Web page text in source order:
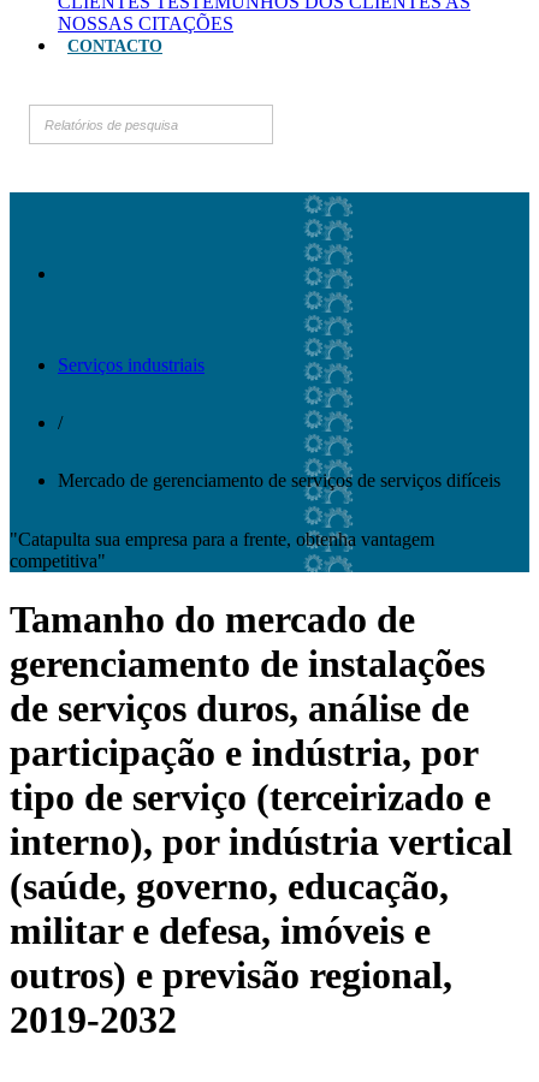
NOSSAS CITAÇÕES
CONTACTO
Serviços industriais
/
Mercado de gerenciamento de serviços de serviços difíceis
"Catapulta sua empresa para a frente, obtenha vantagem
competitiva"
Tamanho do mercado de
gerenciamento de instalações
de serviços duros, análise de
participação e indústria, por
tipo de serviço (terceirizado e
interno), por indústria vertical
(saúde, governo, educação,
militar e defesa, imóveis e
outros) e previsão regional,
2019-2032